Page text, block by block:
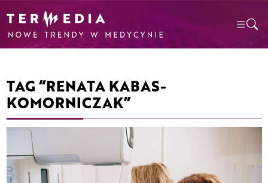
TAG “RENATA KABAS-
KOMORNICZAK”